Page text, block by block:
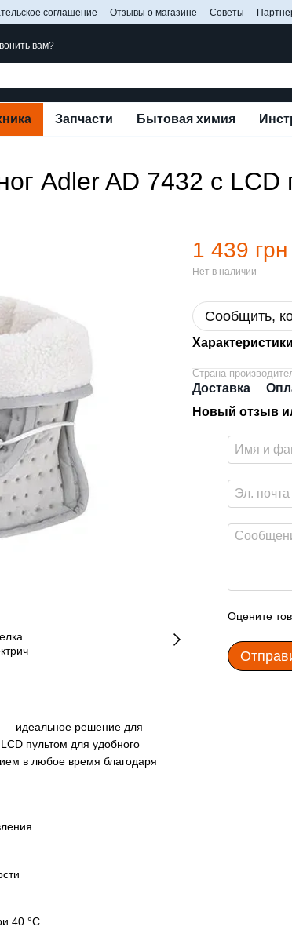
соглашение Отзывы о магазине Советы
вам?
Запчасти Бытовая химия
Adler AD 7432 с LCD
— идеальное решение для
пультом для удобного
в любое время благодаря
40 °C
1 439 грн
Нет в наличии
Сообщить,
Характеристики
Страна-
Доставка
Новый отзыв
Оцените